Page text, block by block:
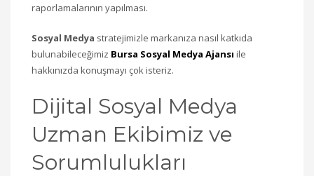
raporlamalarının yapılması.
Sosyal Medya stratejimizle markanıza nasıl katkıda
bulunabileceğimiz Bursa Sosyal Medya Ajansı ile
hakkınızda konuşmayı çok isteriz.
Dijital Sosyal Medya
Uzman Ekibimiz ve
Sorumlulukları